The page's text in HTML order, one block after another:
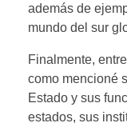
además de
mundo del sur
Finalmente,
como mencioné
Estado y sus
estados, sus